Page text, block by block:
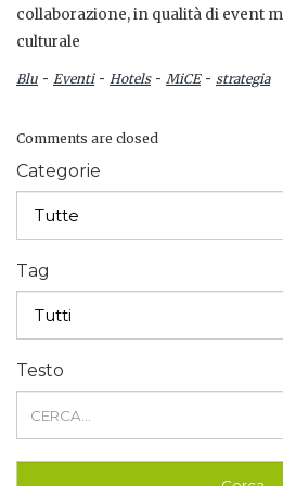
collaborazione, in qualità di event
culturale
Blu - Eventi- Hotels- MiCE- strategia
Comments are closed
Categorie
Tag
Testo